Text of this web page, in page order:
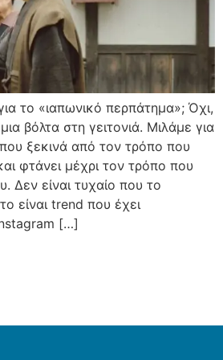
το «ιαπωνικό περπάτημα»; Όχι,
βόλτα στη γειτονιά. Μιλάμε για
ξεκινά από τον τρόπο που
φτάνει μέχρι τον τρόπο που
Δεν είναι τυχαίο που το
είναι trend που έχει
[…]